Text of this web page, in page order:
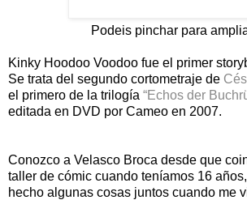
Podeis pinchar para
Kinky Hoodoo Voodoo fue el primer
Se trata del segundo cortometraje de
el primero de la trilogía “Echos der
editada en DVD por Cameo en 2007.
Conozco a Velasco Broca desde que
taller de cómic cuando teníamos 16
hecho algunas cosas juntos cuando me